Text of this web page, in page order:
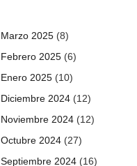
Marzo 2025 (8)
Febrero 2025 (6)
Enero 2025 (10)
Diciembre 2024 (12)
Noviembre 2024 (12)
Octubre 2024 (27)
Septiembre 2024 (16)